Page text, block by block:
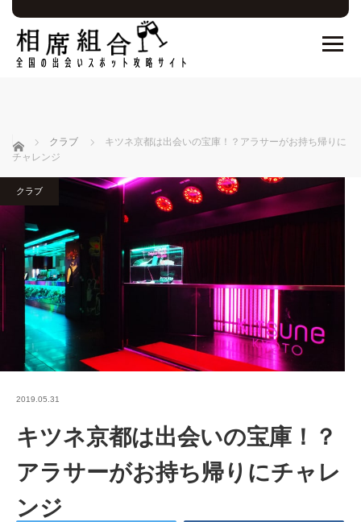
ホーム クラブ
キツネ京都は出会いの宝庫！？アラサーがお持ち帰りに
チャレンジ
クラブ
2019.05.31
キツネ京都は出会いの宝庫！？
アラサーがお持ち帰りにチャレ
ンジ